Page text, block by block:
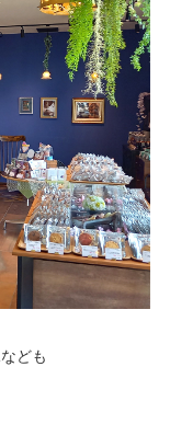
ども